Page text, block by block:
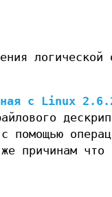
с Linux
помощью
причинам что